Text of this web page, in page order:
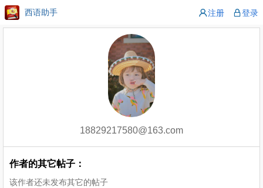
西语助手 注册 登录
18829217580@163.com
作者的其它帖子：
该作者还未发布其它的帖子